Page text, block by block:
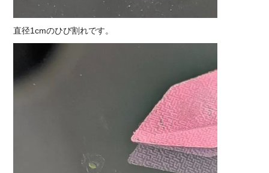
直径1cmのひび割れです。